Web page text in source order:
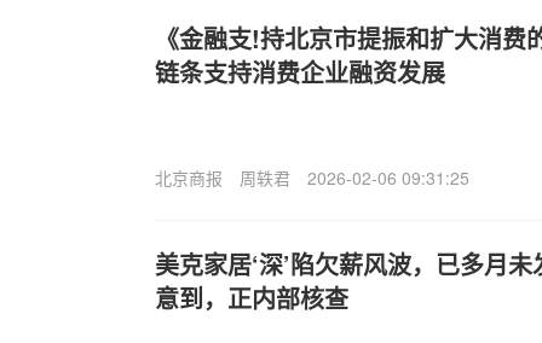
《金融支!持北京市提振和扩大消费
链条支持消费企业融资发展
北京商报 周轶君 2026-02-06 09:31:25
美克家居‘深’陷欠薪风波，已多月
意到，正内部核查